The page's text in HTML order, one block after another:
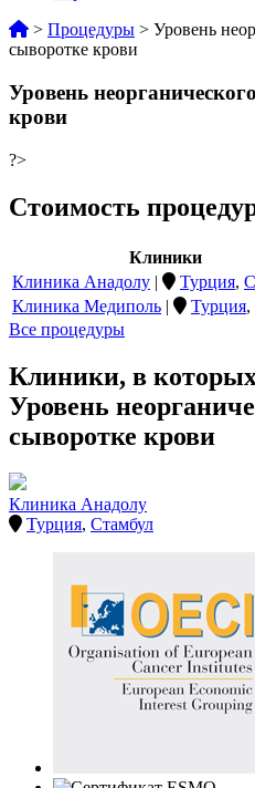
> Процедуры > Уровень
сыворотке крови
Уровень
крови
?>
Стоимость
Клиники
Клиника Анадолу | Турция,
Клиника Медиполь | Турция,
Все процедуры
Клиники, в
Уровень
сыворотке крови
Клиника Анадолу
Турция, Стамбул